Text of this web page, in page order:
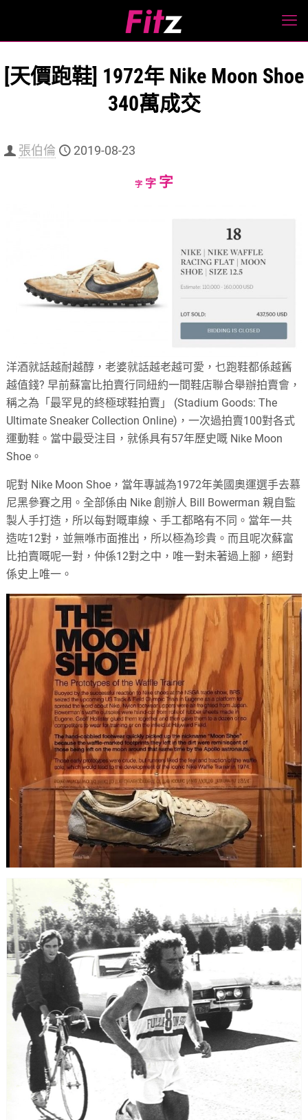
[天價跑鞋] 1972年 Nike Moon Shoe
340萬成交
張伯倫 2019-08-23
字Decrease
字Reset
字Increase
洋酒就話越耐越醇，老婆就話越老越可愛，乜跑鞋都係越舊
越值錢? 早前蘇富比拍賣行同紐約一間鞋店聯合舉辦拍賣會，
稱之為「最罕見的終極球鞋拍賣」 (Stadium Goods: The
Ultimate Sneaker Collection Online)，一次過拍賣100對各式
運動鞋。當中最受注目，就係具有57年歷史嘅 Nike Moon
Shoe。
呢對 Nike Moon Shoe，當年專誠為1972年美國奧運選手去慕
尼黑參賽之用。全部係由 Nike 創辦人 Bill Bowerman 親自監
製人手打造，所以每對嘅車線、手工都略有不同。當年一共
造咗12對，並無喺市面推出，所以極為珍貴。而且呢次蘇富
比拍賣嘅呢一對，仲係12對之中，唯一對未著過上腳，絕對
係史上唯一。